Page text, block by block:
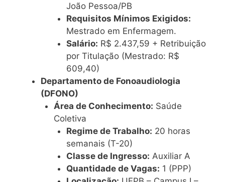
João Pessoa/PB
Requisitos Mínimos Exigidos:
Mestrado em Enfermagem.
Salário: R$ 2.437,59 + Retribuição
por Titulação (Mestrado: R$
609,40)
Departamento de Fonoaudiologia
(DFONO)
Área de Conhecimento: Saúde
Coletiva
Regime de Trabalho: 20 horas
semanais (T-20)
Classe de Ingresso: Auxiliar A
Quantidade de Vagas: 1 (PPP)